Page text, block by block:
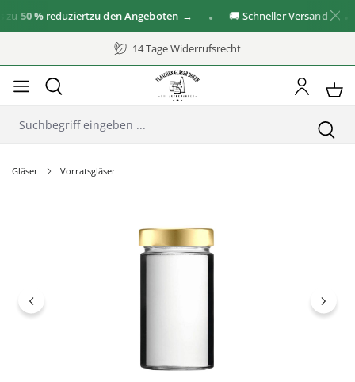
50 %reduziertzu den Angeboten 🚚 Schneller Versand
14 Tage Widerrufsrecht
Gläser Vorratsgläser